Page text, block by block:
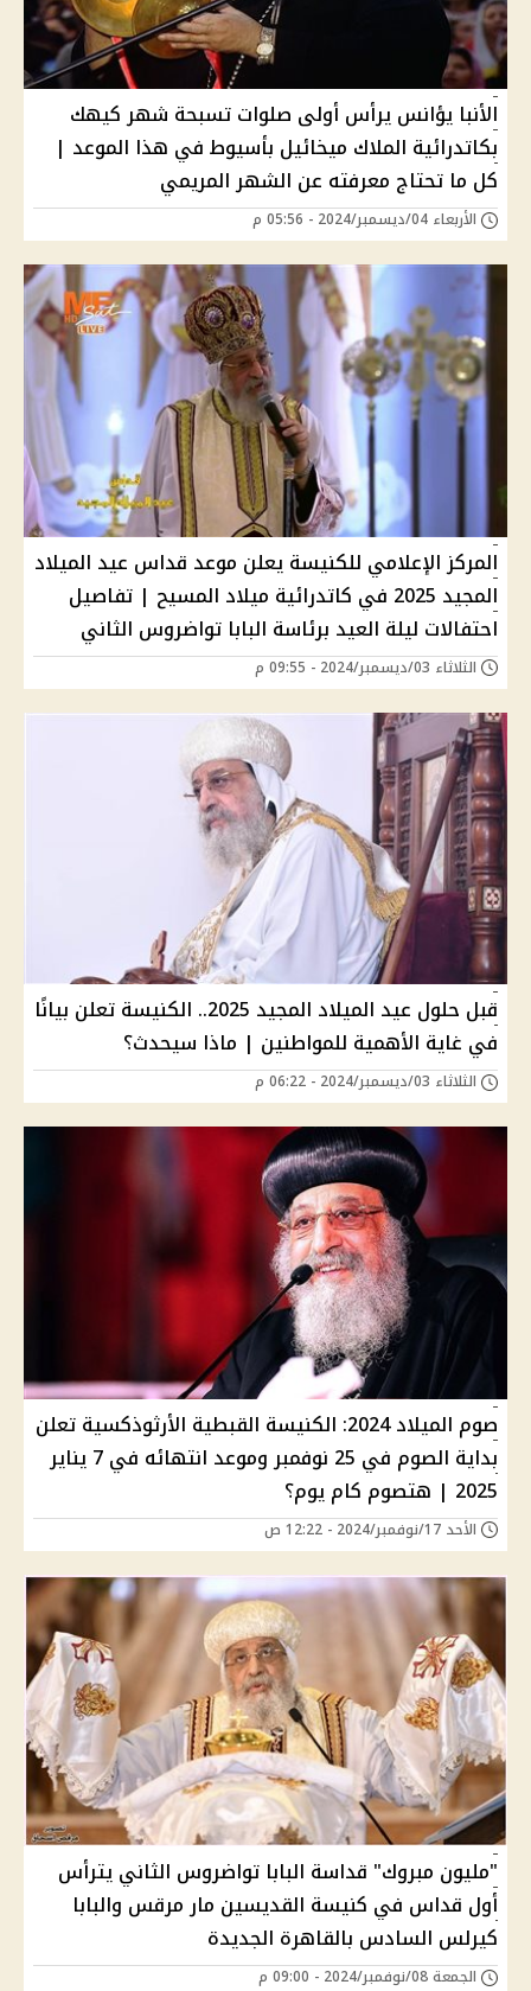
الأنبا يؤانس يرأس أولى صلوات تسبحة شهر كيهك
بكاتدرائية الملاك ميخائيل بأسيوط في هذا الموعد |
كل ما تحتاج معرفته عن الشهر المريمي
الأربعاء 04/ديسمبر/2024 - 05:56 م
المركز الإعلامي للكنيسة يعلن موعد قداس عيد الميلاد
المجيد 2025 في كاتدرائية ميلاد المسيح | تفاصيل
احتفالات ليلة العيد برئاسة البابا تواضروس الثاني
الثلاثاء 03/ديسمبر/2024 - 09:55 م
قبل حلول عيد الميلاد المجيد 2025.. الكنيسة تعلن بيانًا
في غاية الأهمية للمواطنين | ماذا سيحدث؟
الثلاثاء 03/ديسمبر/2024 - 06:22 م
صوم الميلاد 2024: الكنيسة القبطية الأرثوذكسية تعلن
بداية الصوم في 25 نوفمبر وموعد انتهائه في 7 يناير
2025 | هتصوم كام يوم؟
الأحد 17/نوفمبر/2024 - 12:22 ص
"مليون مبروك" قداسة البابا تواضروس الثاني يترأس
أول قداس في كنيسة القديسين مار مرقس والبابا
كيرلس السادس بالقاهرة الجديدة
الجمعة 08/نوفمبر/2024 - 09:00 م